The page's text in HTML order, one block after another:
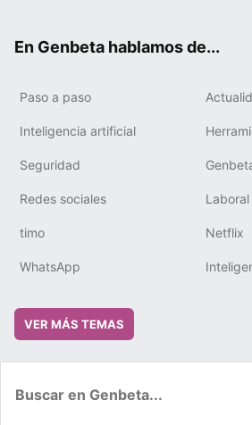
En Genbeta hablamos de...
Paso a paso
Inteligencia artificial
Seguridad
Redes sociales Laboral
timo Netflix
WhatsApp
VER MÁS TEMAS